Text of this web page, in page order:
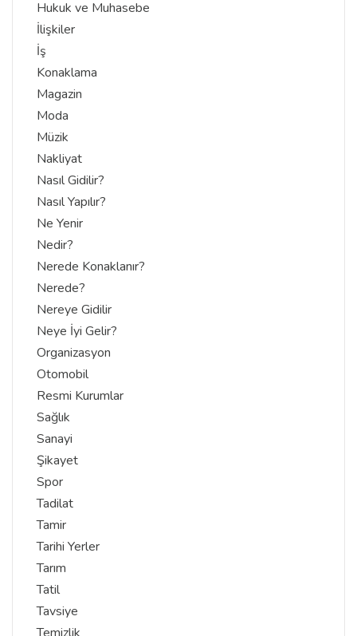
Hukuk ve Muhasebe
İlişkiler
İş
Konaklama
Magazin
Moda
Müzik
Nakliyat
Nasıl Gidilir?
Nasıl Yapılır?
Ne Yenir
Nedir?
Nerede Konaklanır?
Nerede?
Nereye Gidilir
Neye İyi Gelir?
Organizasyon
Otomobil
Resmi Kurumlar
Sağlık
Sanayi
Şikayet
Spor
Tadilat
Tamir
Tarihi Yerler
Tarım
Tatil
Tavsiye